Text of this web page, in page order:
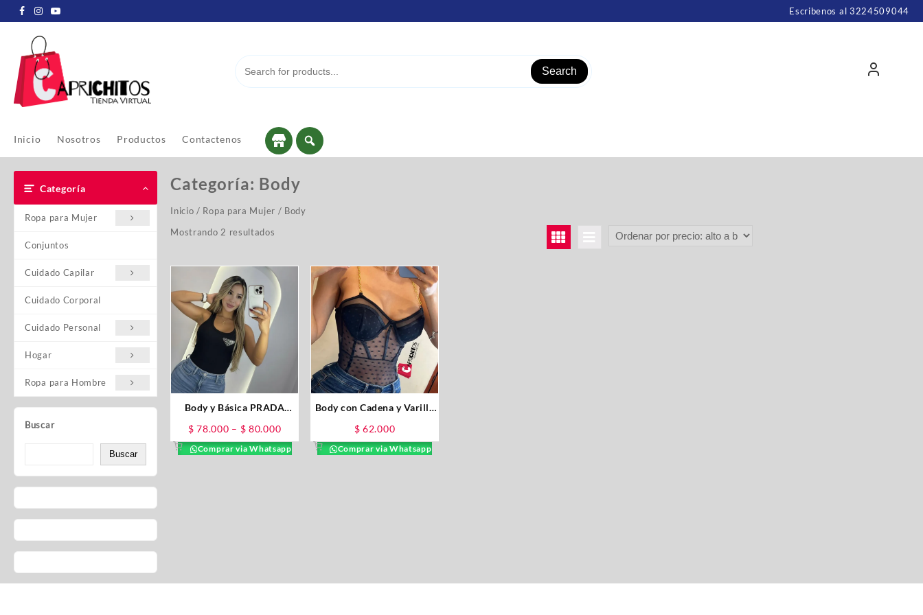
Escribenos al 3224509044
Search
Inicio Nosotros Productos Contactenos
Categoría
Ropa para Mujer
Conjuntos
Cuidado Capilar
Cuidado Corporal
Cuidado Personal
Hogar
Ropa para Hombre
Buscar
Buscar
Categoría: Body
Inicio / Ropa para Mujer / Body
Mostrando 2 resultados
Body y Básica PRADA
$ 78.000 – $ 80.000
Comprar via Whatsapp
Body con Cadena y Varilla
$ 62.000
Comprar via Whatsapp